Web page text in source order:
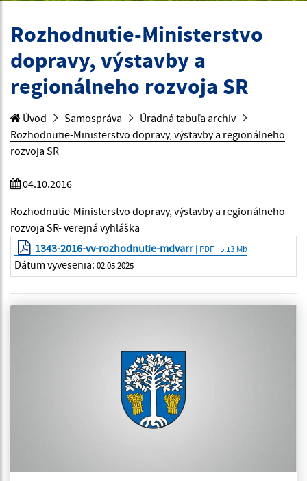
Rozhodnutie-Ministerstvo
dopravy, výstavby a
regionálneho rozvoja SR
Úvod Samospráva
Úradná tabuľa archív
Rozhodnutie-Ministerstvo dopravy, výstavby a regionálneho
rozvoja SR
04.10.2016
Rozhodnutie-Ministerstvo dopravy, výstavby a regionálneho
rozvoja SR- verejná vyhláška
1343-2016-vv-rozhodnutie-mdvarr| PDF | 5.13 Mb
Dátum vyvesenia: 02.05.2025